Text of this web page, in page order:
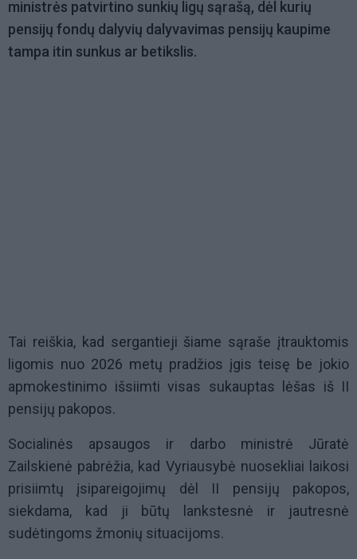
ministrės patvirtino sunkių ligų sąrašą, dėl kurių
pensijų fondų dalyvių dalyvavimas pensijų kaupime
tampa itin sunkus ar betikslis.
Tai reiškia, kad sergantieji šiame sąraše įtrauktomis
ligomis nuo 2026 metų pradžios įgis teisę be jokio
apmokestinimo išsiimti visas sukauptas lėšas iš II
pensijų pakopos.
Socialinės apsaugos ir darbo ministrė Jūratė
Zailskienė pabrėžia, kad Vyriausybė nuosekliai laikosi
prisiimtų įsipareigojimų dėl II pensijų pakopos,
siekdama, kad ji būtų lankstesnė ir jautresnė
sudėtingoms žmonių situacijoms.